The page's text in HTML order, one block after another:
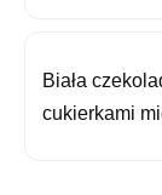
Biała
cukierkami